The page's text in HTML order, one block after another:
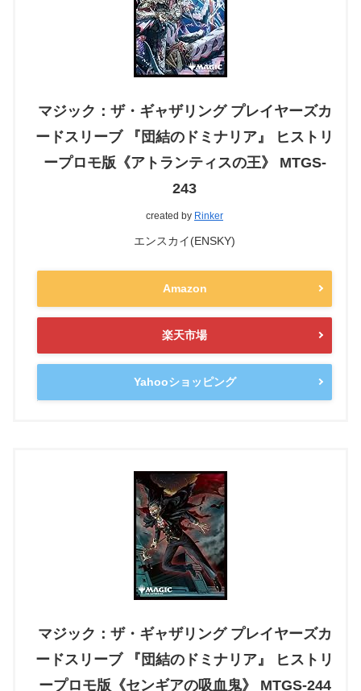
マジック：ザ・ギャザリング プレイヤーズカ
ードスリーブ 『団結のドミナリア』 ヒストリ
ープロモ版《アトランティスの王》 MTGS-
243
created by Rinker
エンスカイ(ENSKY)
Amazon
楽天市場
Yahooショッピング
マジック：ザ・ギャザリング プレイヤーズカ
ードスリーブ 『団結のドミナリア』 ヒストリ
ープロモ版《センギアの吸血鬼》 MTGS-244